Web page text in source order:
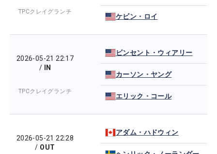
TPCクレイグランチ
ケビン・ロイ
2026-05-21 22:17
/
IN
TPCクレイグランチ
ビンセント・ウィアリー
カーソン・ヤング
エリック・コール
2026-05-21 22:28
/ OUT
アダム・ハドウィン